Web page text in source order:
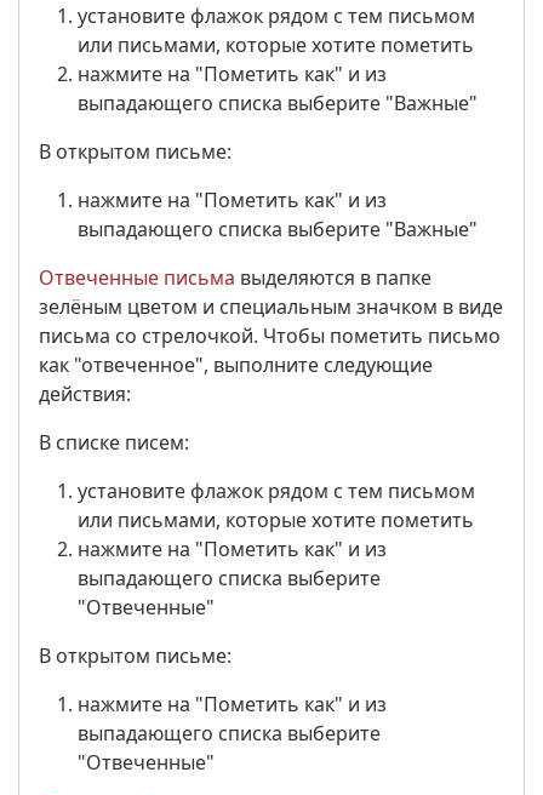
установите флажок рядом с тем письмом
или письмами, которые хотите пометить
нажмите на "Пометить как" и из
выпадающего списка выберите "Важные"
В открытом письме:
нажмите на "Пометить как" и из
выпадающего списка выберите "Важные"
Отвеченные письма выделяются в папке
зелёным цветом и специальным значком в виде
письма со стрелочкой. Чтобы пометить письмо
как "отвеченное", выполните следующие
действия:
В списке писем:
установите флажок рядом с тем письмом
или письмами, которые хотите пометить
нажмите на "Пометить как" и из
выпадающего списка выберите
"Отвеченные"
В открытом письме:
нажмите на "Пометить как" и из
выпадающего списка выберите
"Отвеченные"